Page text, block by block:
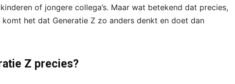
of jongere collega’s. Maar wat betekend dat precies,
het dat Generatie Z zo anders denkt en doet dan
Z precies?